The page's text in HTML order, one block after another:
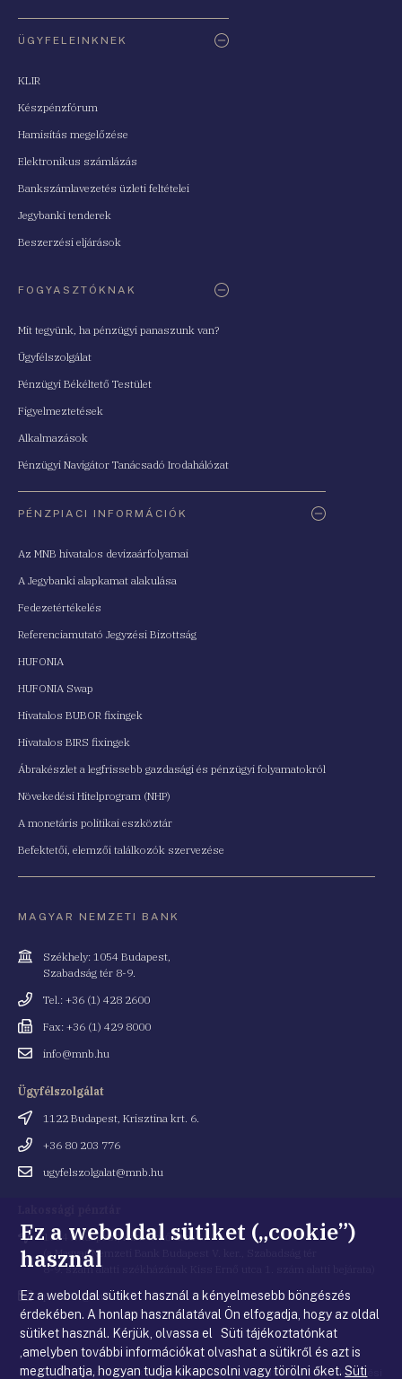
ÜGYFELEINKNEK
KLIR
Készpénzfórum
Hamisítás megelőzése
Elektronikus számlázás
Bankszámlavezetés üzleti feltételei
Jegybanki tenderek
Beszerzési eljárások
FOGYASZTÓKNAK
Mit tegyünk, ha pénzügyi panaszunk van?
Ügyfélszolgálat
Pénzügyi Békéltető Testület
Figyelmeztetések
Alkalmazások
Pénzügyi Navigátor Tanácsadó Irodahálózat
PÉNZPIACI INFORMÁCIÓK
Az MNB hivatalos devizaárfolyamai
A Jegybanki alapkamat alakulása
Fedezetértékelés
Referenciamutató Jegyzési Bizottság
HUFONIA
HUFONIA Swap
Hivatalos BUBOR fixingek
Hivatalos BIRS fixingek
Ábrakészlet a legfrissebb gazdasági és pénzügyi folyamatokról
Növekedési Hitelprogram (NHP)
A monetáris politikai eszköztár
Befektetői, elemzői találkozók szervezése
MAGYAR NEMZETI BANK
Cím
Székhely: 1054 Budapest,
Szabadság tér 8-9.
Telefonszám
Tel.: +36 (1) 428 2600
Fax
Fax: +36 (1) 429 8000
Emailinfo@mnb.hu
Ügyfélszolgálat
Cím
1122 Budapest, Krisztina krt. 6.
Telefonszám
+36 80 203 776
Emailugyfelszolgalat@mnb.hu
Cím 1054 Budapest, Kiss Ernő utca 1.
(a Magyar Nemzeti Bank Budapest V. ker., Szabadság tér
8-9. szám alatti székházának Kiss Ernő utca 1. szám alatti bejárata)
Email
cím
penztar@mnb.hu
© Magyar Nemzeti Bank |Impresszum|Jogi nyilatkozat|Adatkezelési
Ez a weboldal sütiket („cookie”)
használ
Ez a weboldal sütiket használ a kényelmesebb böngészés
érdekében. A honlap használatával Ön elfogadja, hogy az oldal
sütiket használ. Kérjük, olvassa el Süti tájékoztatónkat
,amelyben további információkat olvashat a sütikről és azt is
megtudhatja, hogyan tudja kikapcsolni vagy törölni őket.Süti